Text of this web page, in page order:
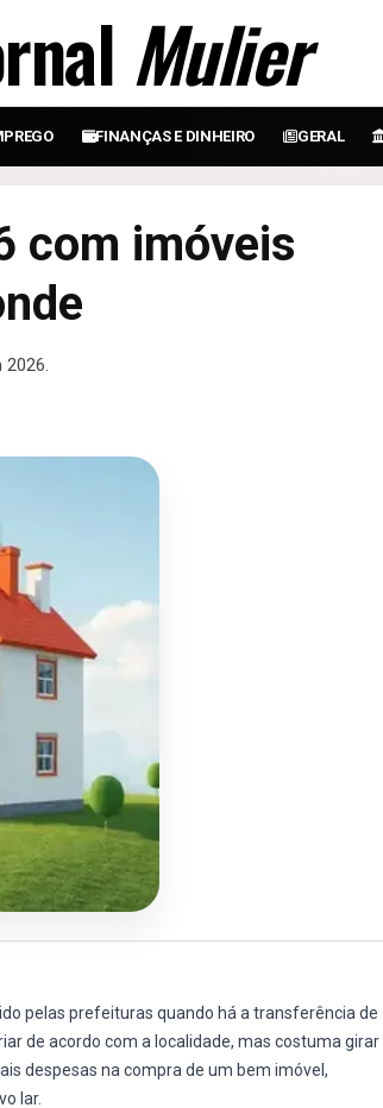
Mulier
FINANÇAS E DINHEIRO GERAL
com imóveis
pelas prefeituras quando há a transferência de
de acordo com a localidade, mas costuma girar
despesas na compra de um bem imóvel,
lar.